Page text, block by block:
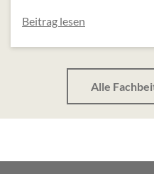
Beitrag lesen
Alle